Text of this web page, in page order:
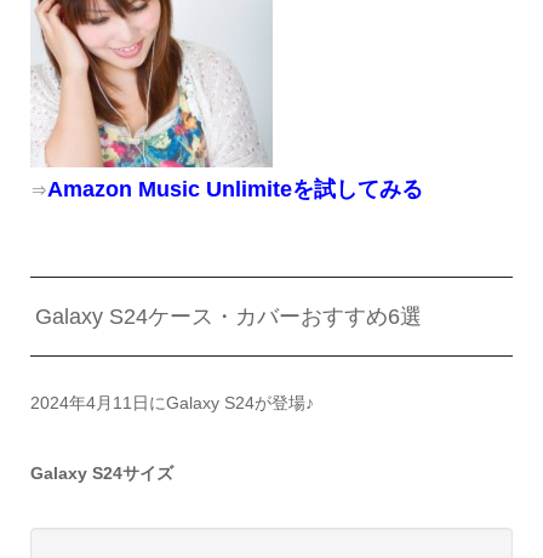
⇒Amazon Music Unlimiteを試してみる
Galaxy S24ケース・カバーおすすめ6選
2024年4月11日にGalaxy S24が登場♪
Galaxy S24サイズ